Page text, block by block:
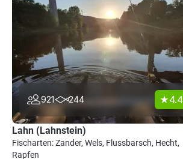
921 244 4.4
Lahn (Lahnstein)
Fischarten: Zander, Wels, Flussbarsch, Hecht,
Rapfen